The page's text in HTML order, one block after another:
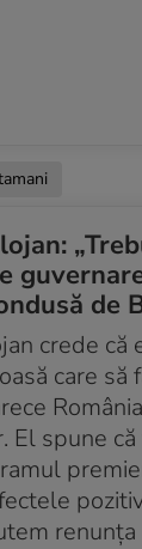
de
crede că
care să
El spune